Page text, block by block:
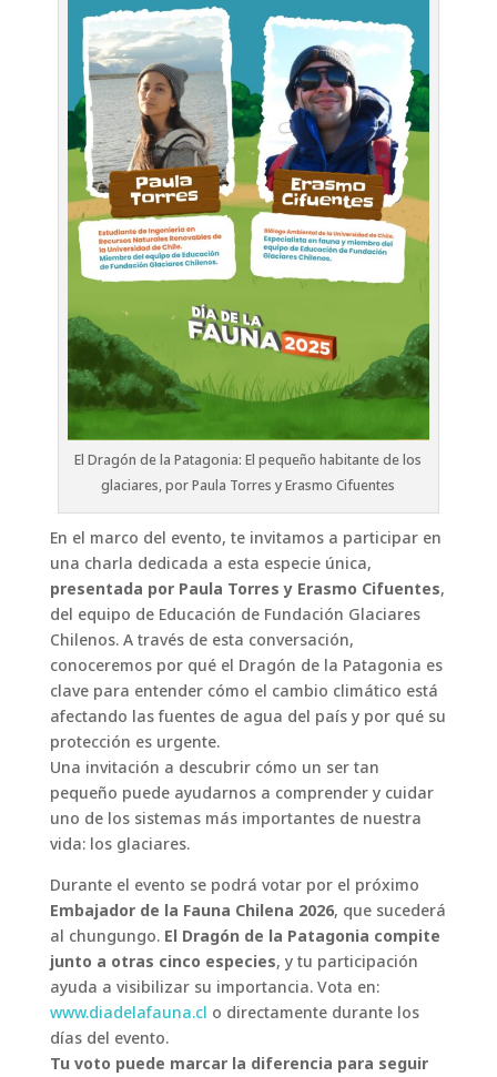
El Dragón de la Patagonia: El pequeño habitante de los
glaciares, por Paula Torres y Erasmo Cifuentes
En el marco del evento, te invitamos a participar en
una charla dedicada a esta especie única,
presentada por Paula Torres y Erasmo Cifuentes,
del equipo de Educación de Fundación Glaciares
Chilenos. A través de esta conversación,
conoceremos por qué el Dragón de la Patagonia es
clave para entender cómo el cambio climático está
afectando las fuentes de agua del país y por qué su
protección es urgente.
Una invitación a descubrir cómo un ser tan
pequeño puede ayudarnos a comprender y cuidar
uno de los sistemas más importantes de nuestra
vida: los glaciares.
Durante el evento se podrá votar por el próximo
Embajador de la Fauna Chilena 2026, que sucederá
al chungungo. El Dragón de la Patagonia compite
junto a otras cinco especies, y tu participación
ayuda a visibilizar su importancia. Vota en:
www.diadelafauna.cl o directamente durante los
días del evento.
Tu voto puede marcar la diferencia para seguir